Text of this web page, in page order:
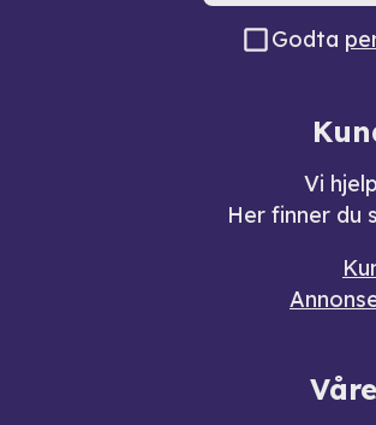
Godta
Vi
Her finner du